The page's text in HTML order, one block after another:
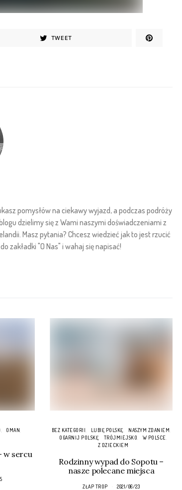
TWEET
pomysłów na ciekawy wyjazd, a podczas podróży
dzielimy się z Wami naszymi doświadczeniami z
Masz pytania? Chcesz wiedzieć jak to jest rzucić
zakładki "O Nas" i wahaj się napisać!
OMAN
w sercu
BEZ KATEGORII LUBIĘ POLSKĘ
NASZYM ZDANIEM
OGARNIJ POLSKĘ
TRÓJMIEJSKO
W POLSCE
Z DZIECKIEM
Rodzinny wypad do Sopotu –
nasze polecane miejsca
ZŁAP TROP 2021/06/23